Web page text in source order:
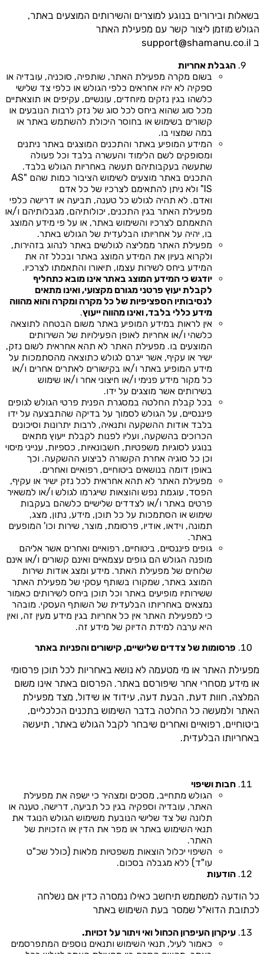
בשאלות ובירורים בנוגע למוצרים והשירותים המוצעים באתר,
הגולש מוזמן ליצור קשר עם מפעילת האתר
ב support@shamanu.co.il
הגבלת אחריות
בשום מקרה מפעילת האתר, שותפיה, סוכניה, עובדיה או
ספקיה לא יהיו אחראים כלפי הגולש או כלפי צד שלישי
כלשהו בגין נזקים מיוחדים, עונשיים, עקיפים או תוצאתיים
מכל סוג שהוא ביחס לכל סוג של נזק לרבות הנובעים או
קשורים בשימוש או בחוסר היכולת להשתמש באתר או
במה שמצוי בו.
המידע המופיע באתר והתכנים המוצגים באתר ניתנים
ומסופקים לשם הלימוד והעשרה בלבד וכל פעולה
שתעשה בעקבותיהם תעשה באחריות הגולש בלבד.
התכנים באתר מוצעים לשימוש הציבור כמות שהם "AS
IS" ולא ניתן להתאימם לצרכיו של כל אדם
ואדם. לא תהיה לגולש כל טענה, תביעה או דרישה כלפי
מפעילת האתר בגין התכנים, יכולותיהם, מגבלותיהם ו/או
התאמתם לצרכיו והשימוש באתר, או על פי מידע המוצג
בו, יהיה על אחריותו הבלעדית של הגולש באתר.
מפעילת האתר ממליצה לגולשים באתר לנהוג בזהירות,
ולקרוא בעיון את המידע המוצג באתר ובכלל זה את
המידע ביחס לשירות עצמו, תיאורו והתאמתו לצרכיו.
יודגש כי המידע המוצג באתר אינו מובא כתחליף
לקבלת יעוץ פרטני מגורם מקצועי, ואינו מתאים
לנסיבותיו הספציפיות של כל מקרה ומקרה והוא מהווה
מידע כללי בלבד, ואינו מהווה ייעוץ.
אין לראות במידע המופיע באתר משום הבטחה לתוצאה
כלשהי ו/או אחריות לאופן הפעילויות של השירותים
המוצעים בו. מפעילת האתר לא תהא אחראית לשום נזק,
ישיר או עקיף, אשר ייגרם לגולש כתוצאה מהסתמכות על
מידע המופיע באתר ו/או בקישורים לאתרים אחרים ו/או
כל מקור מידע פנימי ו/או חיצוני אחר ו/או שימוש
בשירותים אשר מוצגים על ידו.
בכל קבלת החלטה במסגרת הפנית פרטי הגולש לגופים
פיננסיים, על הגולש לסמוך על בדיקה שהתבצעה על ידו
בלבד אודות ההשקעה ותנאיה, לרבות יתרונות וסיכונים
הכרוכים בהשקעה, ועליו לפנות לקבלת ייעוץ מתאים
בנוגע לסוגיות משפטיות, חשבונאיות, כספיות, ענייני מיסוי
וכן כל סוגיה אחרת הקשורה לביצוע ההשקעה. וכך
באופן דומה בנושאים ביטוחיים, רפואיים ואחרים.
מפעילת האתר לא תהא אחראית לכל נזק ישיר או עקיף,
הפסד, עוגמת נפש והוצאות שייגרמו לגולש ו/או למשאיר
פרטים באתר ו/או לצדדים שלישיים כלשהם בעקבות
שימוש או הסתמכות על כל תוכן, מידע, נתון, מצג,
תמונה, וידאו, אודיו, פרסומת, מוצר, שירות וכו' המופעים
באתר.
גופים פיננסיים, ביטוחיים, רפואיים ואחרים אשר אליהם
מופנה הגולש הם גופים עצמאיים ואינם קשורים ו/או אינם
שלוחים של מפעילת האתר. מידע ומצג אודות שירות
המוצג באתר, שמקורו בשותף עסקי של מפעילת האתר
ששירותיו מופיעים באתר וכל תוכן ביחס לשירותים כאמור
נמצאים באחריותו הבלעדית של השותף העסקי. מובהר
כי למפעילת האתר אין כל אחריות בגין מידע מעין זה, ואין
היא ערבה למידת הדיוק של מידע זה.
פרסומות של צדדים שלישיים, קישורים והפניות באתר
מפעילת האתר או מי מטעמה לא נושא באחריות לכל תוכן פרסומי
או מידע מסחרי אחר שיפורסם באתר. הפרסום באתר אינו משום
המלצה, חוות דעת, הבעת דעה, עידוד או שידול, מצד מפעילת
האתר ולמעשה כל החלטה בדבר השימוש בתכנים הכלכליים,
ביטוחיים, רפואיים ואחרים שיבחר לקבל הגולש באתר, תיעשה
באחריותו הבלעדית.
חבות ושיפוי
הגולש מתחייב, מסכים ומצהיר כי ישפה את מפעילת
האתר, עובדיה וספקיה בגין כל תביעה, דרישה, טענה או
תלונה של צד שלישי הנובעת משימוש הגולש הנוגד את
תנאי השימוש באתר או מפר את הדין או הזכויות של
האתר.
השיפוי יכלול הוצאות משפטיות מלאות (כולל שכ"ט
עו"ד) ללא מגבלה בסכום.
הודעות
כל הודעה למשתמש תיחשב כאילו נמסרה כדין אם נשלחה
לכתובת הדוא"ל שמסר בעת השימוש באתר
עיקרון העיפרון הכחול ואי ויתור על זכויות.
כאמור לעיל, תנאי השימוש ותנאים נוספים המתפרסמים